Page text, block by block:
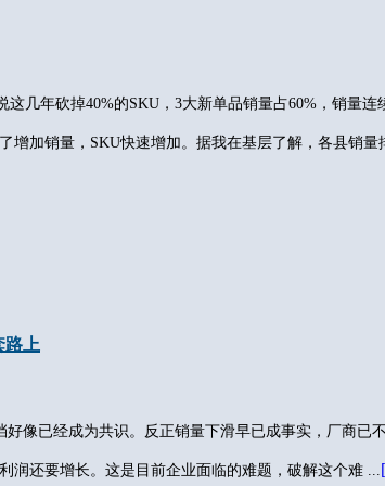
这几年砍掉40%的SKU，3大新单品销量占60%，销量
增加销量，SKU快速增加。据我在基层了解，各县销量
路上
好像已经成为共识。反正销量下滑早已成事实，厂商已
润还要增长。这是目前企业面临的难题，破解这个难 ...